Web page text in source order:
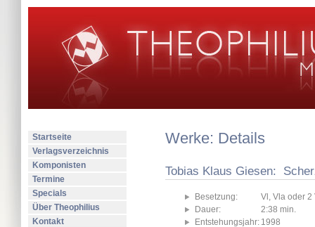
Startseite
Verlagsverzeichnis
Komponisten
Termine
Specials
Über Theophilius
Kontakt
Werke: Details
Tobias Klaus Giesen:
Besetzung:
Vl, Vla oder 2
Dauer:
2:38 min.
Entstehungsjahr: 1998